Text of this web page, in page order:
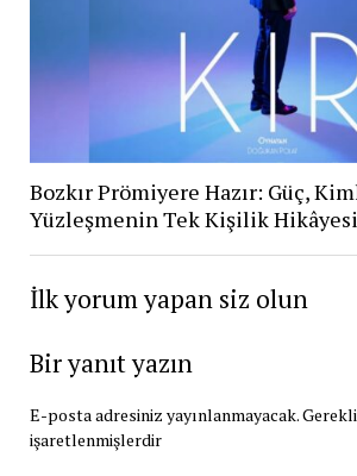
Bozkır Prömiyere Hazır: Güç,
Yüzleşmenin Tek Kişilik Hikâyesi
İlk yorum yapan siz olun
Bir yanıt yazın
E-posta adresiniz yayınlanmayacak.
işaretlenmişlerdir